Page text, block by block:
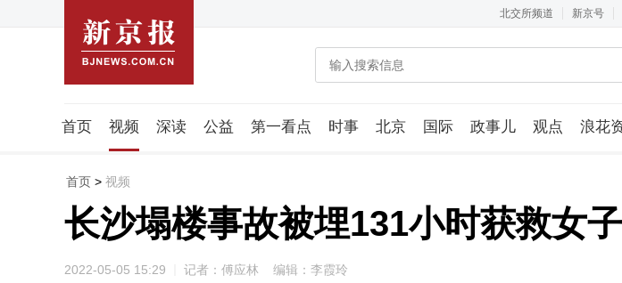
北交所频道 新京号
首页 视频 深读 公益 第一看点 时事 北京 国际 政事儿 观点 浪花
潮流智造局
首页 > 视频
长沙塌楼事故被埋131小时获救女
2022-05-05 15:29 记者：傅应林 编辑：李霞玲